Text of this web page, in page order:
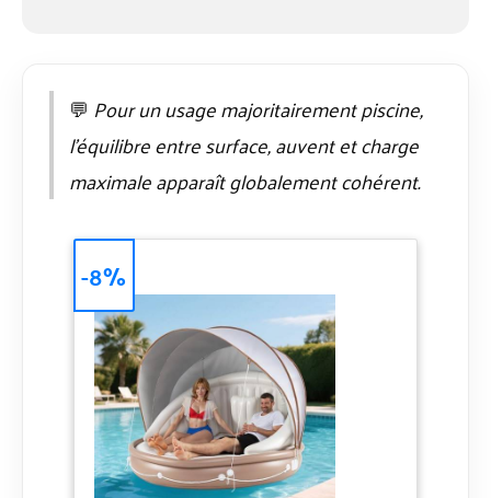
💬 Pour un usage majoritairement piscine,
l’équilibre entre surface, auvent et charge
maximale apparaît globalement cohérent.
-8%